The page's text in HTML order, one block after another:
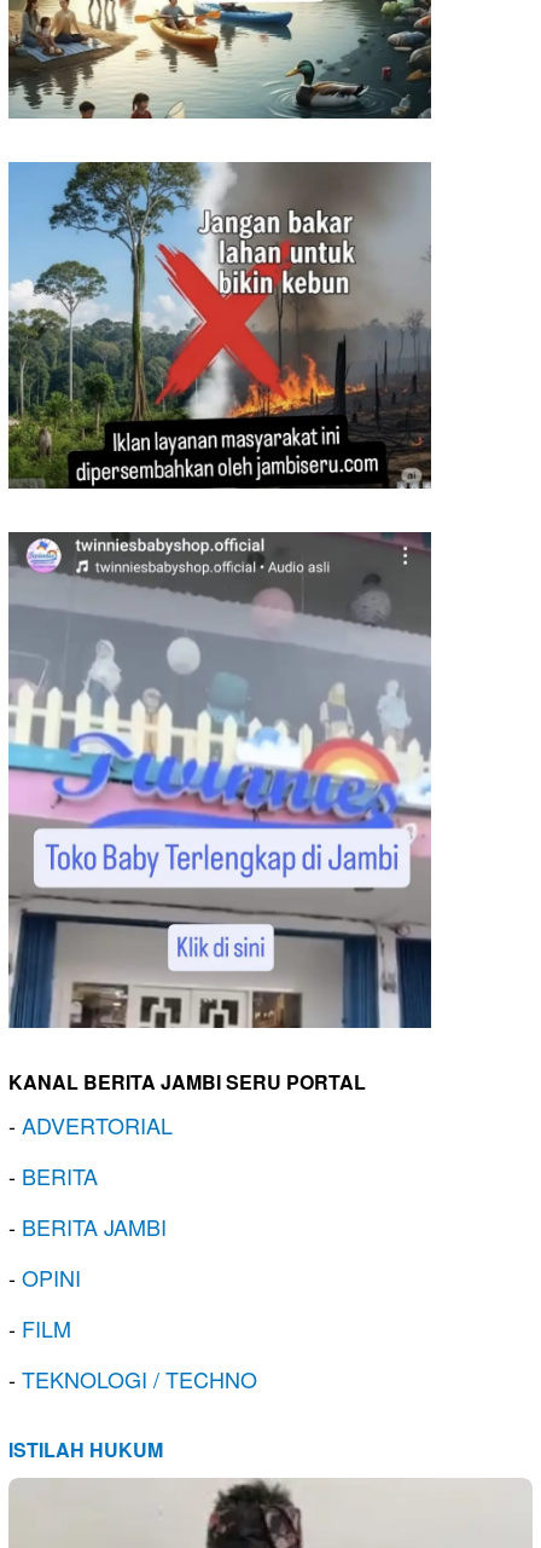
KANAL BERITA JAMBI SERU PORTAL
-ADVERTORIAL
- BERITA
- BERITA JAMBI
-OPINI
- FILM
-TEKNOLOGI / TECHNO
ISTILAH HUKUM